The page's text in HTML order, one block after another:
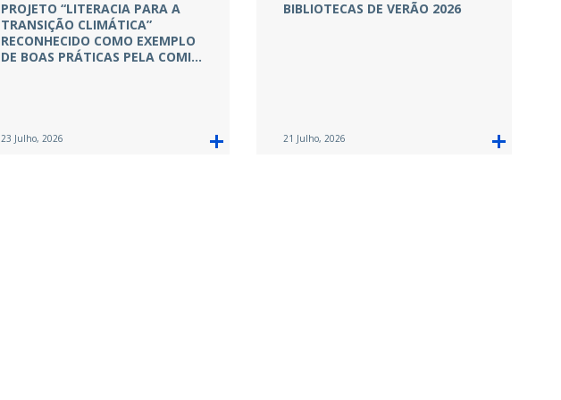
PROJETO “LITERACIA PARA A
TRANSIÇÃO CLIMÁTICA”
RECONHECIDO COMO EXEMPLO
DE BOAS PRÁTICAS PELA COMI…
23 Julho, 2026
BIBLIOTECAS DE VERÃO 2026
21 Julho, 2026